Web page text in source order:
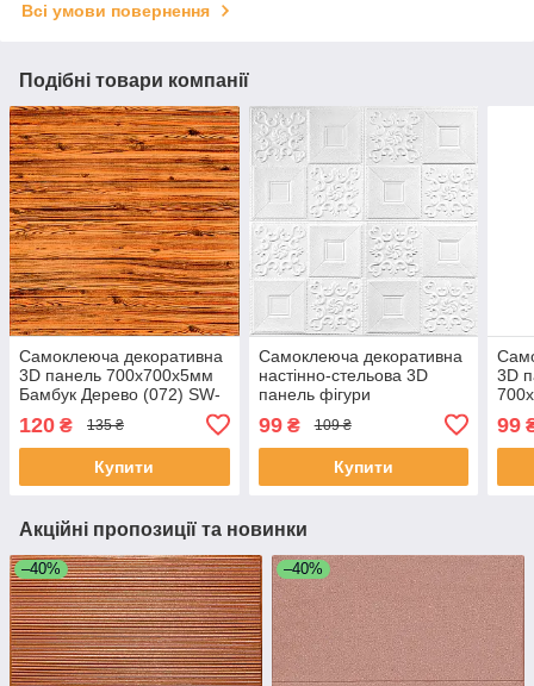
Всі умови повернення
Подібні товари компанії
Самоклеюча декоративна
3D панель 700x700x5мм
Бамбук Дерево (072) SW-
120 ₴ 135 ₴
Купити
Самоклеюча декоративна
настінно-стельова 3D
панель фігури
700х700х5мм (114) SW-
00000006
99₴ 109 ₴
Купити
3D
99
Акційні пропозиції та новинки
–40% –40%